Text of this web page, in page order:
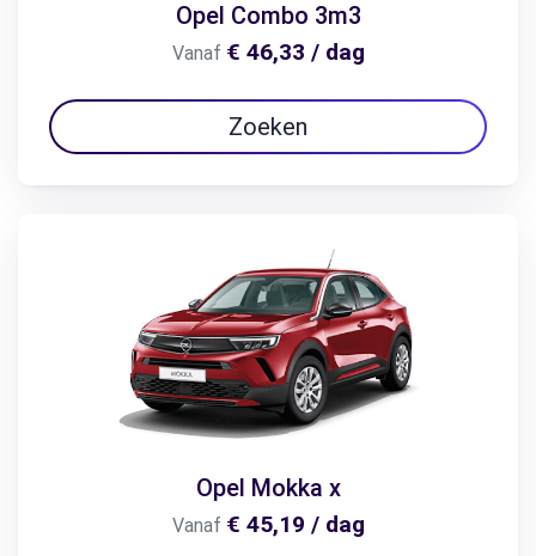
Opel Combo 3m3
Vanaf € 46,33 / dag
Zoeken
Opel Mokka x
Vanaf € 45,19 / dag